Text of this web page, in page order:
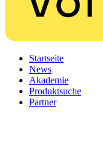
Startseite
News
Akademie
Produktsuche
Partner